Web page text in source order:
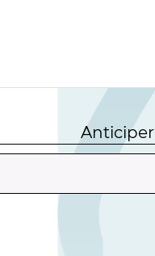
Anticiper